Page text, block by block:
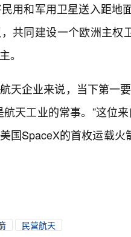
用和军用卫星送入距
共同建设一个欧洲主
。
天企业来说，当下第一
天工业的常事。”这位
国SpaceX的首枚运载
民营航天